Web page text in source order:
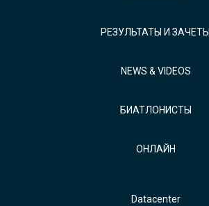
РЕЗУЛЬТАТЫ И ЗАЧЕТЫ
NEWS & VIDEOS
БИАТЛОНИСТЫ
ОНЛАЙН
Datacenter